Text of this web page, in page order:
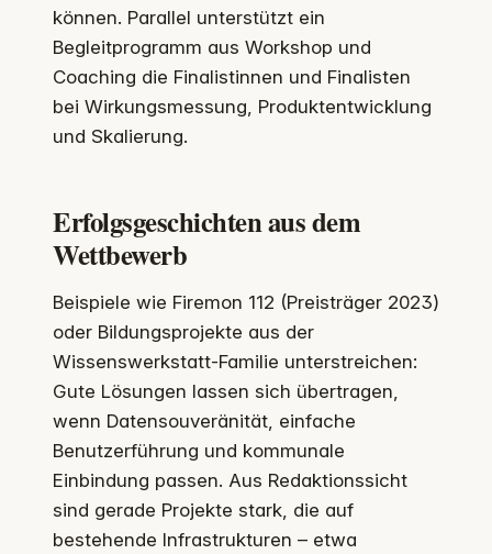
können. Parallel unterstützt ein
Begleitprogramm aus Workshop und
Coaching die Finalistinnen und Finalisten
bei Wirkungsmessung, Produktentwicklung
und Skalierung.
Erfolgsgeschichten aus dem
Wettbewerb
Beispiele wie Firemon 112 (Preisträger 2023)
oder Bildungsprojekte aus der
Wissenswerkstatt-Familie unterstreichen:
Gute Lösungen lassen sich übertragen,
wenn Datensouveränität, einfache
Benutzerführung und kommunale
Einbindung passen. Aus Redaktionssicht
sind gerade Projekte stark, die auf
bestehende Infrastrukturen – etwa